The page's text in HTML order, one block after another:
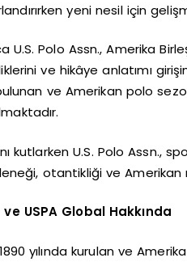
yeni nesil için
U.S. Polo Assn., Amerika
ve hikâye anlatımı
ve Amerikan polo
kutlarken U.S. Polo Assn.,
otantikliği ve
ve USPA Global Hakkında
yılında kurulan ve